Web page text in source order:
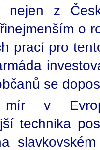
nejen z
o
prací pro
se
mír v
technika